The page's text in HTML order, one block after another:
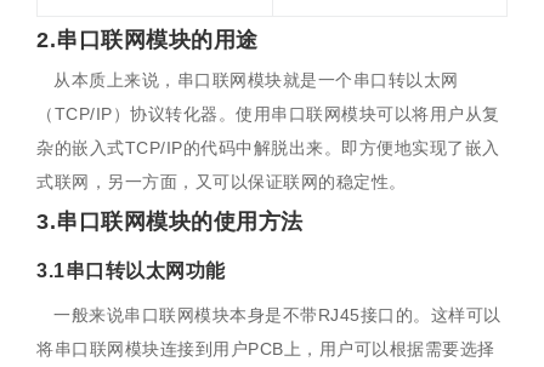
2.串口联网模块的用途
从本质上来说，串口联网模块就是一个串口转以太网
（TCP/IP）协议转化器。使用串口联网模块可以将用户从复
杂的嵌入式TCP/IP的代码中解脱出来。即方便地实现了嵌入
式联网，另一方面，又可以保证联网的稳定性。
3.串口联网模块的使用方法
3.1串口转以太网功能
一般来说串口联网模块本身是不带RJ45接口的。这样可以
将串口联网模块连接到用户PCB上，用户可以根据需要选择